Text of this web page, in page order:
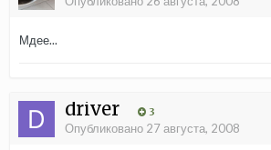
Мдее...
driver 3
Опубликовано 27 августа, 2008